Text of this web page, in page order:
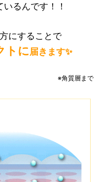
るんです！！
にすることで
トに届きます✨
※角質層まで